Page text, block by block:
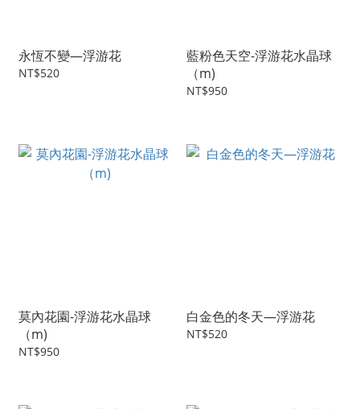
永恆不變—浮游花
NT$520
藍粉色天空-浮游花水晶球
（m)
NT$950
莫內花園-浮游花水晶球
（m)
NT$950
白金色的冬天—浮游花
NT$520